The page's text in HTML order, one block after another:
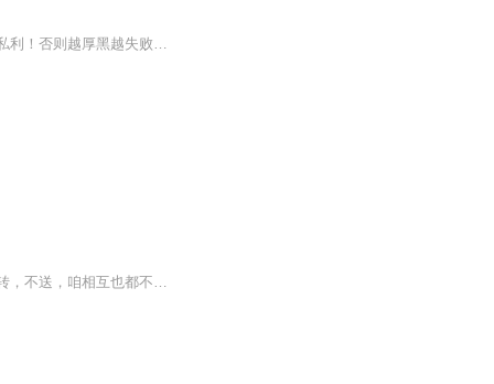
喜怒哀乐皆不发谓之厚，发而无顾忌谓之黑，请注意脸皮厚和心黑都要图谋公利，不能图谋私利！否则越厚黑越失败。但有人问了如果不图谋私利，我学厚黑还有什么意思？其实这是很灵活的！要图谋私利也可以，但一定要，明白掌握图谋公利的诀窍！所谓打着图谋公...
录这个音仅为自己学习使用，水平有限，若您觉得有用呢，你就听，你要是不喜欢就出门左转，不送，咱相互也都不生气。或者，你再上别家看看？